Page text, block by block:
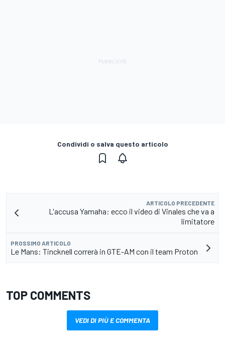
Condividi o salva questo articolo
ARTICOLO PRECEDENTE
L'accusa Yamaha: ecco il video di Vinales che va a
limitatore
PROSSIMO ARTICOLO
Le Mans: Tincknell correrà in GTE-AM con il team Proton
TOP COMMENTS
VEDI DI PIÙ E COMMENTA